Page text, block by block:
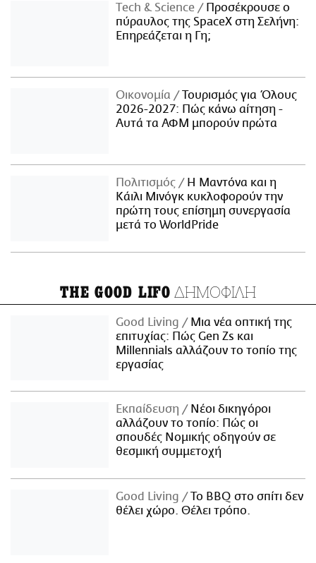
Τech & Science
Προσέκρουσε ο
πύραυλος της SpaceX στη Σελήνη:
Επηρεάζεται η Γη;
Οικονομία
Τουρισμός για Όλους
2026-2027: Πώς κάνω αίτηση -
Αυτά τα ΑΦΜ μπορούν πρώτα
Πολιτισμός
Η Μαντόνα και η
Κάιλι Μινόγκ κυκλοφορούν την
πρώτη τους επίσημη συνεργασία
μετά το WorldPride
THE GOOD LIFO ΔΗΜΟΦΙΛΗ
Good Living
Μια νέα οπτική της
επιτυχίας: Πώς Gen Zs και
Millennials αλλάζουν το τοπίο της
εργασίας
Εκπαίδευση
Νέοι δικηγόροι
αλλάζουν το τοπίο: Πώς οι
σπουδές Νομικής οδηγούν σε
θεσμική συμμετοχή
Good Living
Το BBQ στο σπίτι δεν
θέλει χώρο. Θέλει τρόπο.